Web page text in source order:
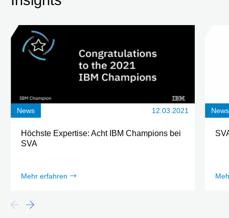
News 12.03.2021
Höchste Expertise: Acht IBM Champions bei
SVA
Mehr erfahren
News